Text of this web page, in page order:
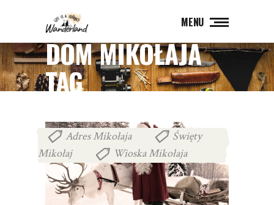
MENU
DOM MIKOŁAJA
TAG
Adres Mikołaja
Święty
Mikołaj
Wioska Mikołaja